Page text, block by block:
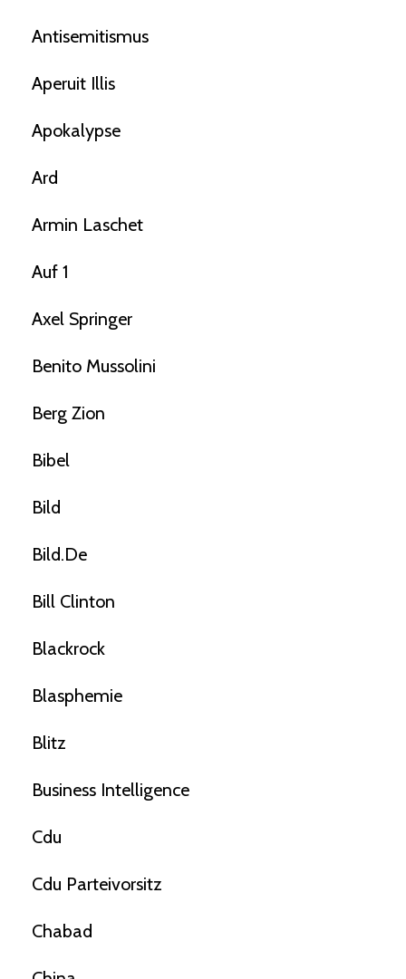
Antisemitismus
Aperuit Illis
Apokalypse
Ard
Armin Laschet
Auf 1
Axel Springer
Benito Mussolini
Berg Zion
Bibel
Bild
Bild.de
Bill Clinton
Blackrock
Blasphemie
Blitz
Business Intelligence
Cdu
Cdu Parteivorsitz
Chabad